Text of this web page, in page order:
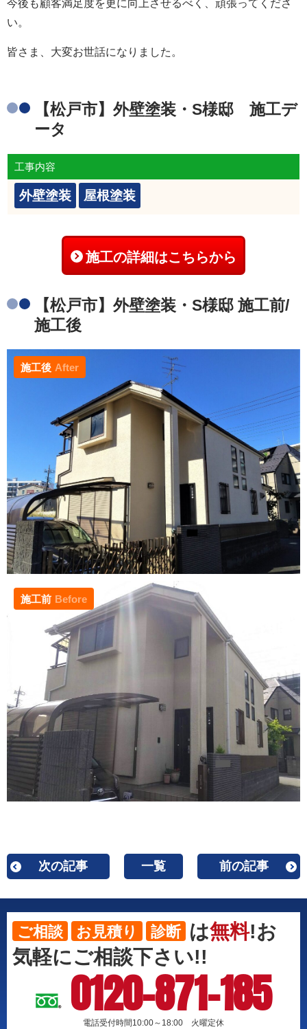
今後も顧客満足度を更に向上させるべく、頑張ってくださ
い。
皆さま、大変お世話になりました。
【松戸市】外壁塗装・S様邸 施工デ
ータ
工事内容
外壁塗装 屋根塗装
施工の詳細はこちらから
【松戸市】外壁塗装・S様邸 施工前/
施工後
施工後 After
施工前 Before
次の記事 一覧 前の記事
ご相談 お見積り 診断 は無料!お
気軽にご相談下さい!!
0120-871-185
電話受付時間10:00～18:00 火曜定休